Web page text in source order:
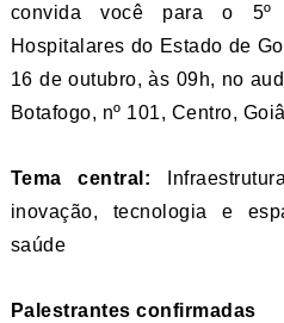
convida você para o 5º
Hospitalares do Estado de
16 de outubro, às 09h, no
Botafogo, nº 101, Centro,
Tema central:
inovação, tecnologia e
saúde
Palestrantes confirmadas